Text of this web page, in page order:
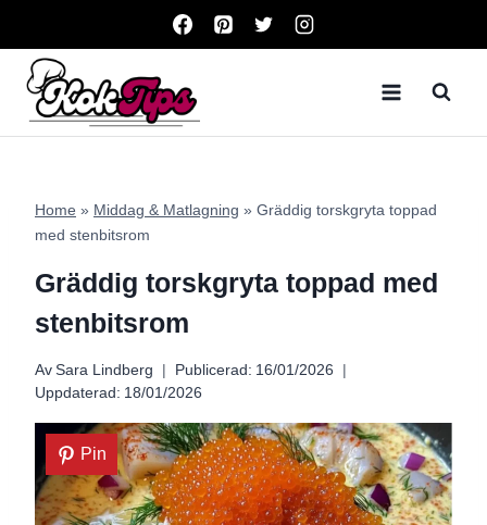
content
Home » Middag & Matlagning » Gräddig torskgryta toppad
med stenbitsrom
Gräddig torskgryta toppad med
stenbitsrom
Av Sara Lindberg Publicerad: 16/01/2026
Uppdaterad: 18/01/2026
Pin